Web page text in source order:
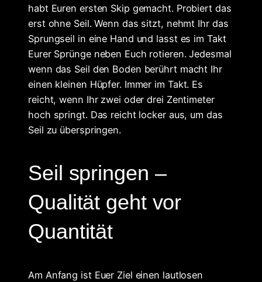
habt Euren ersten Skip gemacht. Probiert das
erst ohne Seil. Wenn das sitzt, nehmt Ihr das
Sprungseil in eine Hand und lasst es im Takt
Eurer Sprünge neben Euch rotieren. Jedesmal
wenn das Seil den Boden berührt macht Ihr
einen kleinen Hüpfer. Immer im Takt. Es
reicht, wenn Ihr zwei oder drei Zentimeter
hoch springt. Das reicht locker aus, um das
Seil zu überspringen.
Seil springen –
Qualität geht vor
Quantität
Am Anfang ist Euer Ziel einen lautlosen